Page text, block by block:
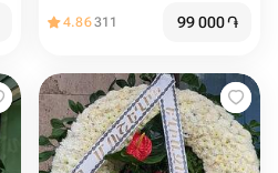
4.86311 99 000֏